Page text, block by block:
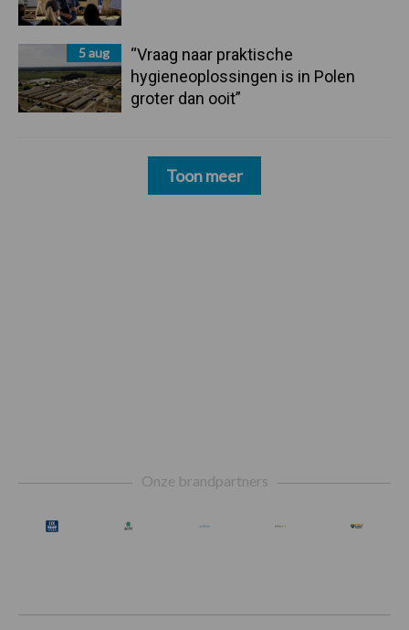
5 aug
“Vraag naar praktische
hygieneoplossingen is in Polen
groter dan ooit”
Toon meer
Onze brandpartners